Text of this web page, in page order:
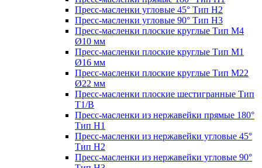
Пресс-масленки угловые 45° Тип H2
Пресс-масленки угловые 90° Тип H3
Пресс-масленки плоские круглые Тип M4
Ø10 мм
Пресс-масленки плоские круглые Тип M1
Ø16 мм
Пресс-масленки плоские круглые Тип M22
Ø22 мм
Пресс-масленки плоские шестигранные Тип
T1/B
Пресс-масленки из нержавейки прямые 180°
Тип H1
Пресс-масленки из нержавейки угловые 45°
Тип H2
Пресс-масленки из нержавейки угловые 90°